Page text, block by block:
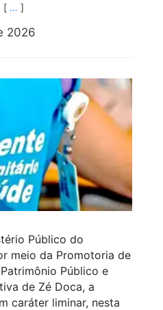
[ … ]
2026
Público do
meio da Promotoria de
Público e
de Zé Doca, a
caráter liminar, nesta